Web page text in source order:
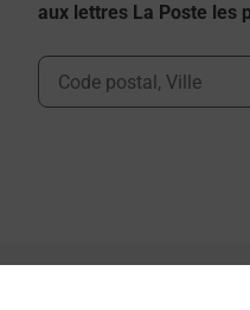
aux lettres La Poste les
Ville, Département, Code